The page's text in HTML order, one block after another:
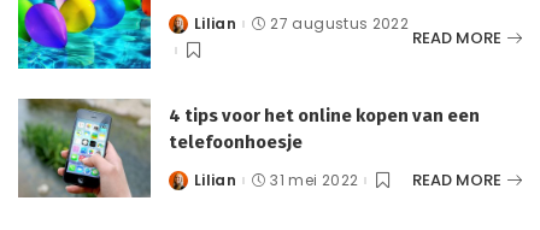
Posted
by
Lilian 27 augustus 2022
READ MORE
4 tips voor het online kopen van een
telefoonhoesje
Posted
Lilian 31 mei 2022 READ MORE